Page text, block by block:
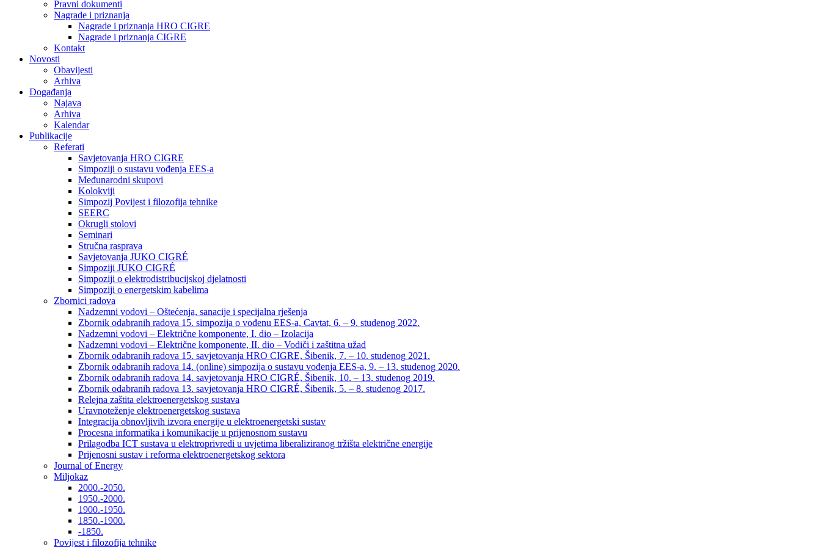
Pravni dokumenti
Nagrade i priznanja
Nagrade i priznanja HRO CIGRE
Nagrade i priznanja CIGRE
Kontakt
Novosti
Obavijesti
Arhiva
Događanja
Najava
Arhiva
Kalendar
Publikacije
Referati
Savjetovanja HRO CIGRE
Simpoziji o sustavu vođenja EES-a
Međunarodni skupovi
Kolokviji​
Simpozij Povijest i filozofija tehnike
SEERC
Okrugli stolovi
Seminari​
Stručna rasprava​
Savjetovanja JUKO CIGRÉ
Simpoziji JUKO CIGRÉ
Simpoziji o elektrodistribucijskoj djelatnosti
Simpoziji o energetskim kabelima
Zbornici radova
Nadzemni vodovi – Oštećenja, sanacije i specijalna rješenja
Zbornik odabranih radova 15. simpozija o vođenu EES-a, Cavtat, 6. – 9. studenog 2022.
Nadzemni vodovi – Električne komponente, I. dio – Izolacija
Nadzemni vodovi – Električne komponente, II. dio – Vodiči i zaštitna užad
Zbornik odabranih radova 15. savjetovanja HRO CIGRE, Šibenik, 7. – 10. studenog 2021.
Zbornik odabranih radova 14. (online) simpozija o sustavu vođenja EES-a, 9. – 13. studenog 2020.
Zbornik odabranih radova 14. savjetovanja HRO CIGRÉ, Šibenik, 10. – 13. studenog 2019.
Zbornik odabranih radova 13. savjetovanja HRO CIGRÉ, Šibenik, 5. – 8. studenog 2017.
Relejna zaštita elektroenergetskog sustava
Uravnoteženje elektroenergetskog sustava
Integracija obnovljivih izvora energije u elektroenergetski sustav
Procesna informatika i komunikacije u prijenosnom sustavu
Prilagodba ICT sustava u elektroprivredi u uvjetima liberaliziranog tržišta električne energije
Prijenosni sustav i reforma elektroenergetskog sektora
Journal of Energy
Miljokaz
2000.-2050.
1950.-2000.
1900.-1950.
1850.-1900.
-1850.
Povijest i filozofija tehnike